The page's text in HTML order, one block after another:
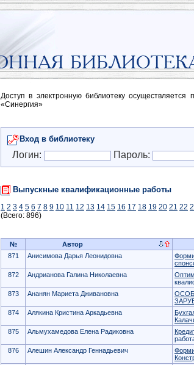
Доступ в электронную библиотеку
«Синергия»
Вход в библиотеку
Логин: Пароль:
Выпускные квалификационные работы
1 2 3 4 5 6 7 8 9 10 11 12 13 14 15 16 17 18 19 20 21 22
(Всего: 896)
№ Автор
871
Анисимова Дарья Леонидовна
872
Андрианова Галина Николаевна
873
Ананян Мариета Дживановна
874
Алякина Кристина Аркадьевна
875
Альмухамедова Елена Радиковна
876
Алешин Александр Геннадьевич